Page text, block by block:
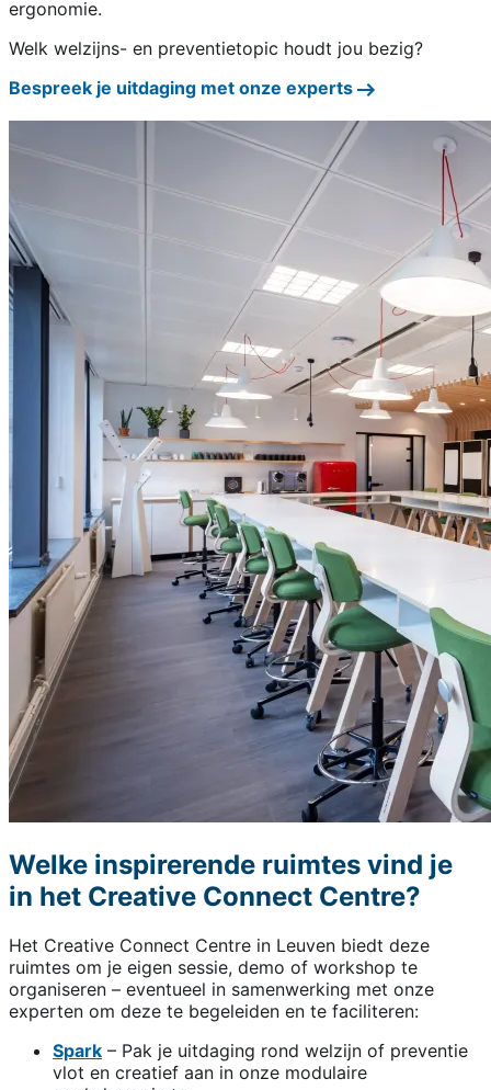
ergonomie.
Welk welzijns- en preventietopic houdt jou bezig?
Bespreek je uitdaging met onze experts
Welke inspirerende ruimtes vind je
in het Creative Connect Centre?
Het Creative Connect Centre in Leuven biedt deze
ruimtes om je eigen sessie, demo of workshop te
organiseren – eventueel in samenwerking met onze
experten om deze te begeleiden en te faciliteren:
Spark – Pak je uitdaging rond welzijn of preventie
vlot en creatief aan in onze modulaire